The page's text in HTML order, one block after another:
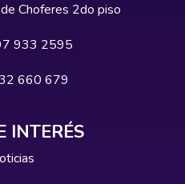
Choferes 2do piso
933 2595
660 679
INTERÉS